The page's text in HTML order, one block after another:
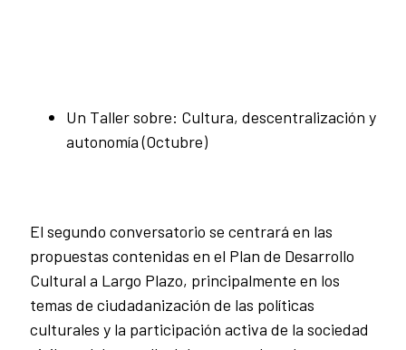
Un Taller sobre: Cultura, descentralización y
autonomía (Octubre)
El segundo conversatorio se centrará en las
propuestas contenidas en el Plan de Desarrollo
Cultural a Largo Plazo, principalmente en los
temas de ciudadanización de las políticas
culturales y la participación activa de la sociedad